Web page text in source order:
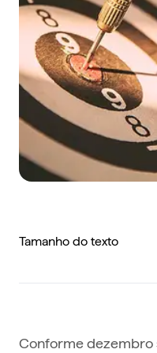
Tamanho do texto
Conforme dezembro